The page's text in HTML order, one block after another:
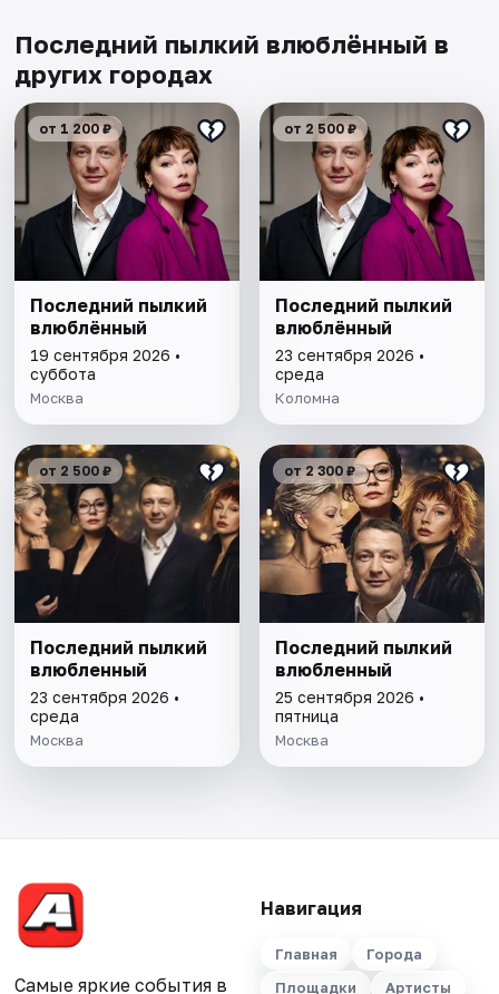
Последний пылкий влюблённый в
других городах
от 1 200 ₽
Последний пылкий
влюблённый
19 сентября 2026 •
суббота
Москва
от 2 500 ₽
Последний пылкий
влюблённый
23 сентября 2026 •
среда
Коломна
от 2 500 ₽
Последний пылкий
влюбленный
23 сентября 2026 •
среда
Москва
от 2 300 ₽
Последний пылкий
влюбленный
25 сентября 2026 •
пятница
Москва
Самые яркие события в
Навигация
Главная
Города
Площадки
Артисты